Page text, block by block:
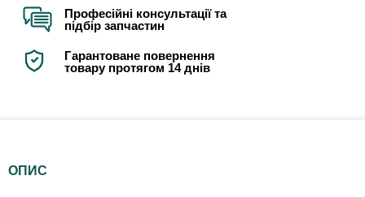
Професійні консультації та
підбір запчастин
Гарантоване повернення
товару протягом 14 днів
ОПИС